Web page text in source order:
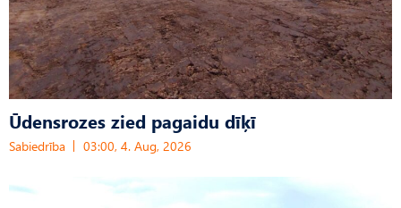
Ūdensrozes zied pagaidu dīķī
Sabiedrība 03:00, 4. Aug, 2026